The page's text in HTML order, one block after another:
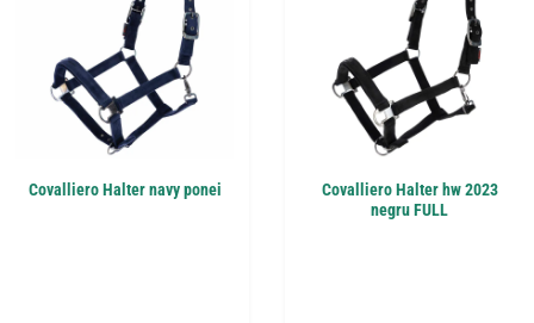
Covalliero Halter navy ponei
Covalliero Halter hw 2023
negru FULL